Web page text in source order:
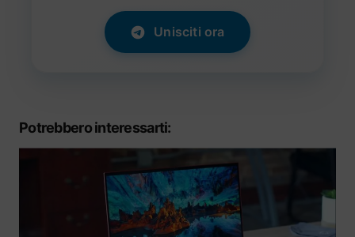
Unisciti ora
Potrebbero interessarti: